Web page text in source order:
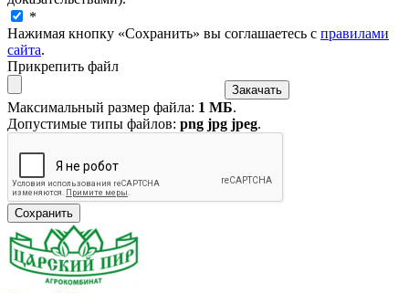
*
Нажимая кнопку «Сохранить» вы соглашаетесь с правилами
сайта.
Прикрепить файл
Максимальный размер файла: 1 МБ.
Допустимые типы файлов: png jpg jpeg.